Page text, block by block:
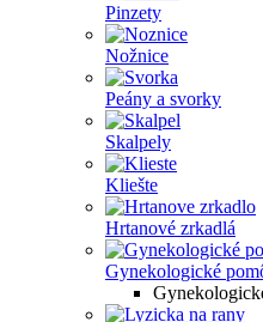
Pinzety
Nožnice
Peány a svorky
Skalpely
Kliešte
Hrtanové zrkadlá
Gynekologické